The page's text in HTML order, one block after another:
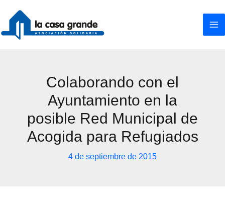
contenido
Colaborando con el
Ayuntamiento en la
posible Red Municipal de
Acogida para Refugiados
4 de septiembre de 2015